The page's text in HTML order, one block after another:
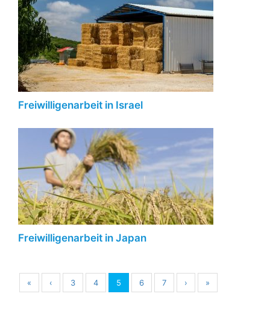
Freiwilligenarbeit in Israel
Freiwilligenarbeit in Japan
« ‹ 3 4 5 6 7 › »